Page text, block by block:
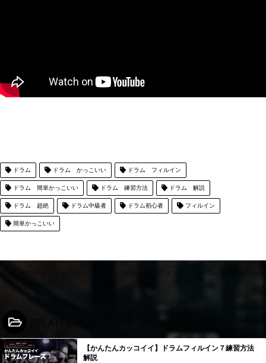
ドラム ドラム かっこいい ドラム フィルイン
ドラム 簡単かっこいい ドラム 練習方法 ドラム 解説
ドラム 超絶 ドラム中級者 ドラム初心者 フィルイン
簡単かっこいい
【かんたんカッコイイ】ドラムフィルイン７練習方法
解説